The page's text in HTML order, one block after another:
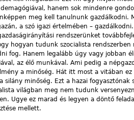
hanem sok mindenre
meg kell tanulnunk
a szó igazi értelmében –
rendszerünket
hogyan tudunk szocialista
fog. Hanem legalább úgy vagy jobban
az élő munkával. Ami pedig a
a minőség. Hát itt most a vitában
silány minőség. Ezt a hazai
világban meg nem tudunk
Ugye ez marad és legyen a döntő
mellett.